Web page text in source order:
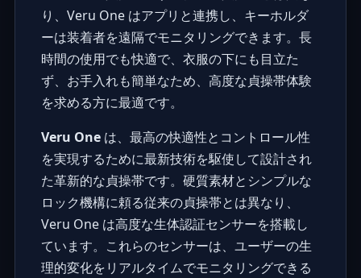
り、Veru One はアプリと連携し、キーホルダ
ーは装着者を遠隔でモニタリングできます。長
時間の使用でも快適で、衣服の下にも目立た
ず、お手入れも簡単なため、高度な貞操帯体験
を求める方に最適です。
Veru Oneは、最高の快適性とコントロール性
を実現するために最新技術を駆使して設計され
た革新的な貞操帯です。硬質素材とシンプルな
ロック機構に頼る従来の貞操帯とは異なり、
Veru One は高度な生体認証センサーを搭載し
ています。これらのセンサーは、ユーザーの生
理的変化をリアルタイムでモニタリングできる